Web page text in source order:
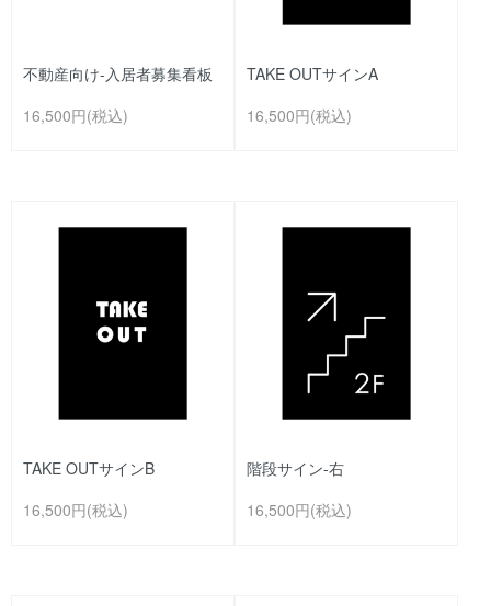
不動産向け-入居者募集看板
16,500円(税込)
TAKE OUTサインA
16,500円(税込)
TAKE OUTサインB
16,500円(税込)
階段サイン-右
16,500円(税込)